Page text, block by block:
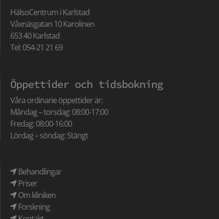
HälsoCentrum i Karlstad
Våxnäsgatan 10 Karolinen
653 40 Karlstad
Tel: 054-21 21 69
Öppettider och tidsbokning
Våra ordinarie öppettider är:
Måndag – torsdag: 08:00-17:00
Fredag: 08:00-16:00
Lördag – söndag: Stängt
Behandlingar
Priser
Om kliniken
Forskning